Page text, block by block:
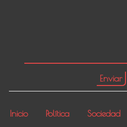
Inicio Política Sociedad